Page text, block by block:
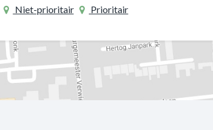
Niet-prioritair Prioritair